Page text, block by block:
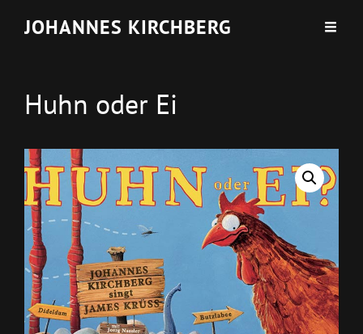
JOHANNES KIRCHBERG
Huhn oder Ei